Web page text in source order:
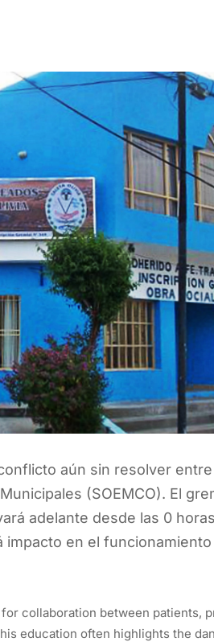
aún sin resolver
(SOEMCO). El
adelante desde las 0
en el
collaboration between patients,
education often highlights the